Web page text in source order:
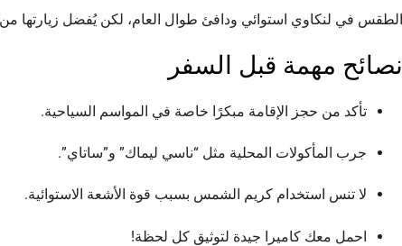
الطقس في لنكاوي استوائي ودافئ طوال العام، لكن يُفضل زيارتها من
نصائح مهمة قبل السفر
تأكد من حجز الإقامة مبكرًا خاصة في المواسم السياحية.
جرب المأكولات المحلية مثل “ناسي ليماك” و”ساتاي”.
لا تنس استخدام كريم الشمس بسبب قوة الأشعة الاستوائية.
احمل معك كاميرا جيدة لتوثيق كل لحظة!